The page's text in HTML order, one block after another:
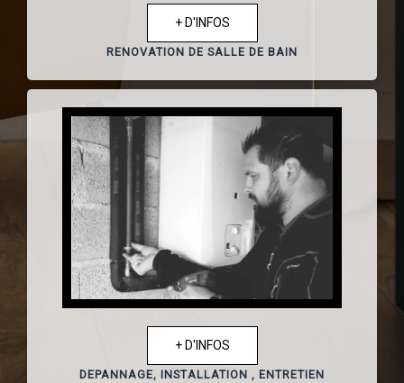
+ D'INFOS
RENOVATION DE SALLE DE BAIN
+ D'INFOS
DEPANNAGE, INSTALLATION , ENTRETIEN